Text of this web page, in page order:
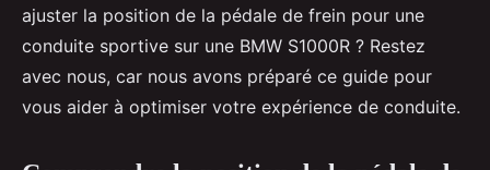
ajuster la position de la pédale de frein pour une
conduite sportive sur une BMW S1000R ? Restez
avec nous, car nous avons préparé ce guide pour
vous aider à optimiser votre expérience de conduite.